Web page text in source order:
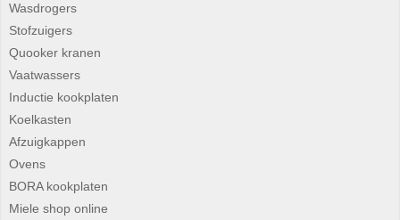
Wasdrogers
Stofzuigers
Quooker kranen
Vaatwassers
Inductie kookplaten
Koelkasten
Afzuigkappen
Ovens
BORA kookplaten
Miele shop online